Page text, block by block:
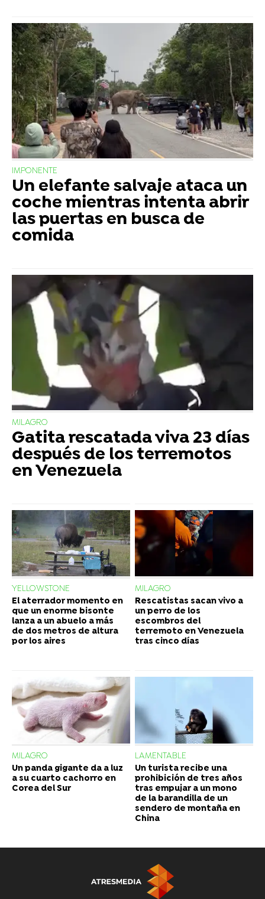
IMPONENTE
Un elefante salvaje ataca un
coche mientras intenta abrir
las puertas en busca de
comida
MILAGRO
Gatita rescatada viva 23 días
después de los terremotos
en Venezuela
YELLOWSTONE
El aterrador momento en
que un enorme bisonte
lanza a un abuelo a más
de dos metros de altura
por los aires
MILAGRO
Rescatistas sacan vivo a
un perro de los
escombros del
terremoto en Venezuela
tras cinco días
MILAGRO
Un panda gigante da a luz
a su cuarto cachorro en
Corea del Sur
LAMENTABLE
Un turista recibe una
prohibición de tres años
tras empujar a un mono
de la barandilla de un
sendero de montaña en
China